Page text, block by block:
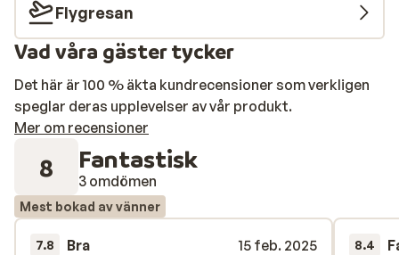
Flygresan
Vad våra gäster tycker
Det här är 100 % äkta kundrecensioner som verkligen
speglar deras upplevelser av vår produkt.
Mer om recensioner
8 Fantastisk
3 omdömen
Mest bokad av vänner
7.8 Bra
15 feb. 2025
8.4